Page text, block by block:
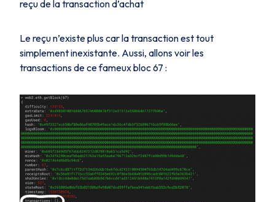
reçu de la transaction d’achat
Le reçu n’existe plus car la transaction est tout
simplement inexistante. Aussi, allons voir les
transactions de ce fameux bloc 67 :